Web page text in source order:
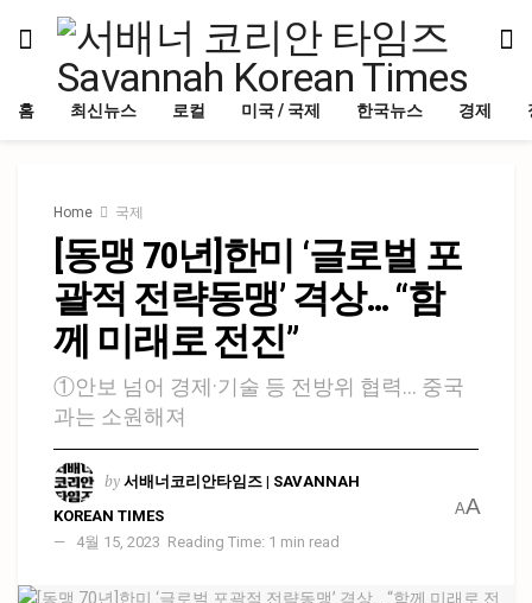
홈 최신뉴스 로컬 미국 / 국제 한국뉴스 경제
Home 국제
[동맹 70년]한미 ‘글로벌 포
괄적 전략동맹’ 격상… “함
께 미래로 전진”
①안보 넘어 경제·기술 등 전방위 협력… 중국
과는 소원해져
by 서배너코리안타임즈 | SAVANNAH
KOREAN TIMES
4월 15, 2023 Reading Time: 1 min read
AA